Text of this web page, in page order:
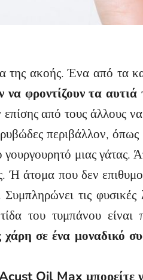
της ακοής. Ένα από τα
να φροντίζουν τα
από τους άλλους
περιβάλλον,
μιας γάτας.
Ή άτομα που δεν
Συμπληρώνει τις
του τυμπάνου είναι
σε ένα μοναδικό
Oil Max μπορείτε